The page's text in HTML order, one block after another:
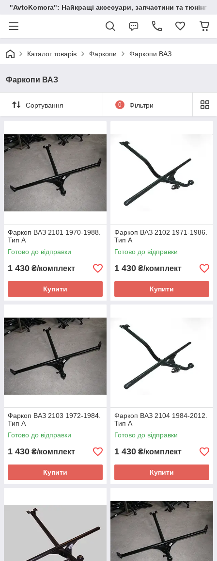
"AvtoKomora": Найкращі аксесуари, запчастини та тюнінг
Каталог товарів Фаркопи Фаркопи ВАЗ
Фаркопи ВАЗ
Сортування 0 Фільтри
Фаркоп ВАЗ 2101 1970-1988.
Тип А
Готово до відправки
1 430 ₴/комплект
Купити
Фаркоп ВАЗ 2102 1971-1986.
Тип А
Готово до відправки
1 430 ₴/комплект
Купити
Фаркоп ВАЗ 2103 1972-1984.
Тип А
Готово до відправки
1 430 ₴/комплект
Купити
Фаркоп ВАЗ 2104 1984-2012.
Тип А
Готово до відправки
1 430 ₴/комплект
Купити